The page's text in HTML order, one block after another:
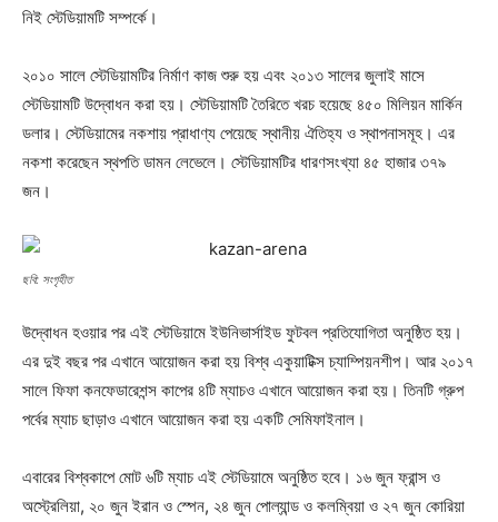
নিই স্টেডিয়ামটি সম্পর্কে।
২০১০ সালে স্টেডিয়ামটির নির্মাণ কাজ শুরু হয় এবং ২০১৩ সালের জুলাই মাসে
স্টেডিয়ামটি উদ্বোধন করা হয়। স্টেডিয়ামটি তৈরিতে খরচ হয়েছে ৪৫০ মিলিয়ন মার্কিন
ডলার। স্টেডিয়ামের নকশায় প্রাধাণ্য পেয়েছে স্থানীয় ঐতিহ্য ও স্থাপনাসমূহ। এর
নকশা করেছেন স্থপতি ডামন লেভেলে। স্টেডিয়ামটির ধারণসংখ্যা ৪৫ হাজার ৩৭৯
জন।
ছবি: সংগৃহীত
উদ্বোধন হওয়ার পর এই স্টেডিয়ামে ইউনিভার্সাইড ফুটবল প্রতিযোগিতা অনুষ্ঠিত হয়।
এর দুই বছর পর এখানে আয়োজন করা হয় বিশ্ব একুয়াটিক্স চ্যাম্পিয়নশীপ। আর ২০১৭
সালে ফিফা কনফেডারেশন্স কাপের ৪টি ম্যাচও এখানে আয়োজন করা হয়। তিনটি গ্রুপ
পর্বের ম্যাচ ছাড়াও এখানে আয়োজন করা হয় একটি সেমিফাইনাল।
এবারের বিশ্বকাপে মোট ৬টি ম্যাচ এই স্টেডিয়ামে অনুষ্ঠিত হবে। ১৬ জুন ফ্রান্স ও
অস্ট্রেলিয়া, ২০ জুন ইরান ও স্পেন, ২৪ জুন পোল্যান্ড ও কলম্বিয়া ও ২৭ জুন কোরিয়া